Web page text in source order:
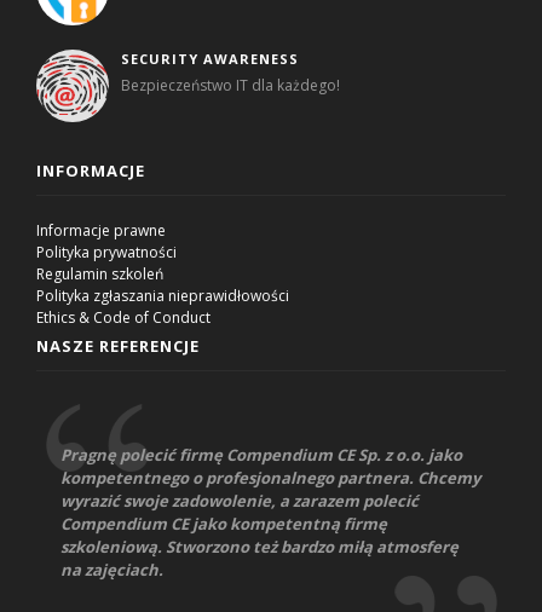
SECURITY AWARENESS
Bezpieczeństwo IT dla każdego!
INFORMACJE
Informacje prawne
Polityka prywatności
Regulamin szkoleń
Polityka zgłaszania nieprawidłowości
Ethics & Code of Conduct
NASZE REFERENCJE
Pragnę polecić firmę Compendium CE Sp. z o.o. jako
kompetentnego o profesjonalnego partnera. Chcemy
wyrazić swoje zadowolenie, a zarazem polecić
Compendium CE jako kompetentną firmę
szkoleniową. Stworzono też bardzo miłą atmosferę
na zajęciach.